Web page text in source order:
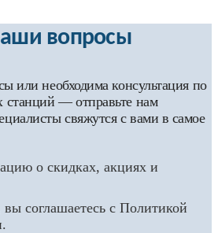
вопросы
или необходима консультация по
станций — отправьте нам
свяжутся с вами в самое
о скидках, акциях и
вы соглашаетесь с Политикой